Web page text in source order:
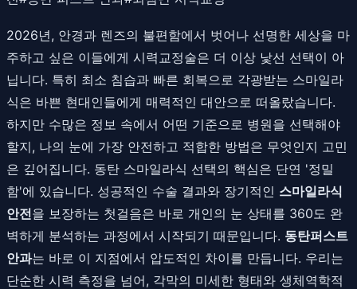
2026년, 안경과 렌즈의 불편함에서 벗어나 선명한 세상을 마
주하고 싶은 이들에게 시력교정술은 더 이상 낯선 선택이 아
닙니다. 특히 최소 침습과 빠른 회복으로 각광받는 스마일라
식은 바쁜 현대인들에게 매력적인 대안으로 떠올랐습니다.
하지만 수많은 정보 속에서 어떤 기준으로 병원을 선택해야
할지, 나의 눈에 가장 안전하고 적합한 방법은 무엇인지 고민
은 깊어집니다. 동탄 스마일라식 선택의 핵심은 단연 '정밀
함'에 있습니다. 성공적인 수술 결과와 장기적인 스마일라식
안전을 보장하는 첫걸음은 바로 개인의 눈 상태를 360도 완
벽하게 분석하는 과정에서 시작되기 때문입니다. 동탄퍼스트
안과는 바로 이 지점에서 압도적인 차이를 만듭니다. 우리는
단순한 시력 측정을 넘어, 각막의 미세한 형태와 생체역학적